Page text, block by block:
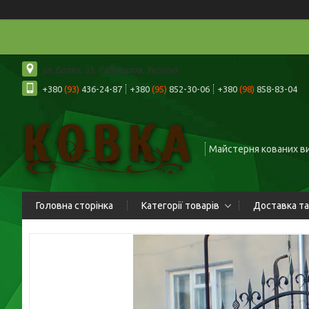
ул. Балки, 35, Радивилов, Україна
+380 (93) 436-24-87 +380 (95) 852-30-06 +380 (98) 858-83-04
Майстерня кованих
Головна сторінка Категорії товарів Доставка